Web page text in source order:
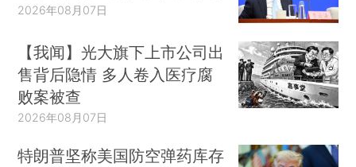
2026年08月07日
【我闻】光大旗下上市公司出
售背后隐情 多人卷入医疗腐
败案被查
2026年08月07日
特朗普坚称美国防空弹药库存